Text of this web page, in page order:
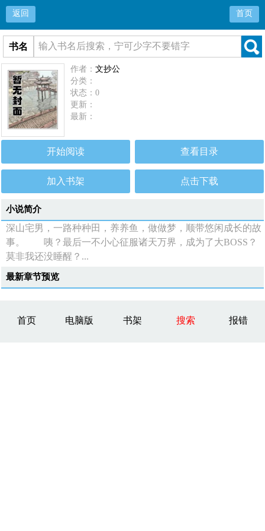
返回 首页
书名
作者：文抄公
分类：
状态：0
更新：
最新：
开始阅读 查看目录
加入书架 点击下载
小说简介
深山宅男，一路种种田，养养鱼，做做梦，顺带悠闲成长的故
事。 咦？最后一不小心征服诸天万界，成为了大BOSS？
莫非我还没睡醒？...
最新章节预览
首页 电脑版 书架 搜索 报错